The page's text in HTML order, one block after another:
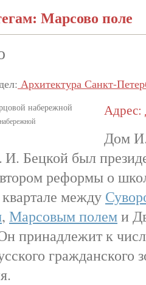
Марсово поле
Архитектура Санкт-
Адрес:
Дом
И. Бецкой был
реформы о
между
, Марсовым полеми
принадлежит к
гражданского